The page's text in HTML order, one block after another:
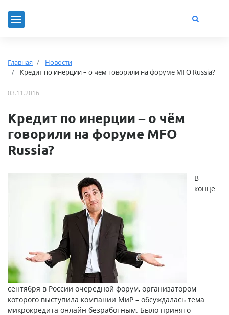
Главная
Новости
Кредит по инерции – о чём говорили на форуме MFO Russia?
03.11.2016
Кредит по инерции – о чём
говорили на форуме MFO
Russia?
В
конце
сентября в России очередной форум, организатором
которого выступила компании МиР – обсуждалась тема
микрокредита онлайн безработным. Было принято